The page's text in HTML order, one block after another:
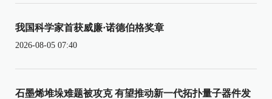
我国科学家首获威廉·诺德伯格奖章
2026-08-05 07:40
石墨烯堆垛难题被攻克 有望推动新一代拓扑量子器件发